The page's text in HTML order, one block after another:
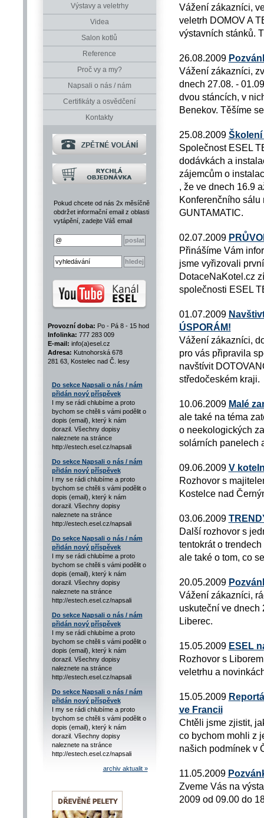
Výstavy a veletrhy
Videa
Salon kotlů
Reference
Proč vy a my?
Napsali o nás / nám
Certifikáty a osvědčení
Kontakty
Pokud chcete od nás 2x měsíčně
obdržet informační email z oblasti
vytápění, zadejte Váš email
Provozní doba: Po - Pá 8 - 15 hod
Infolinka: 777 283 009
E-mail: info(a)esel.cz
Adresa: Kutnohorská 678
281 63, Kostelec nad Č. lesy
Do sekce Napsali o nás / nám
přidán nový příspěvek
I my se rádi chlubíme a proto
bychom se chtěli s vámi podělit o
dopis (email), který k nám
dorazil. Všechny dopisy
naleznete na stránce
http://estech.esel.cz/napsali
Do sekce Napsali o nás / nám
přidán nový příspěvek
I my se rádi chlubíme a proto
bychom se chtěli s vámi podělit o
dopis (email), který k nám
dorazil. Všechny dopisy
naleznete na stránce
http://estech.esel.cz/napsali
Do sekce Napsali o nás / nám
přidán nový příspěvek
I my se rádi chlubíme a proto
bychom se chtěli s vámi podělit o
dopis (email), který k nám
dorazil. Všechny dopisy
naleznete na stránce
http://estech.esel.cz/napsali
Do sekce Napsali o nás / nám
přidán nový příspěvek
I my se rádi chlubíme a proto
bychom se chtěli s vámi podělit o
dopis (email), který k nám
dorazil. Všechny dopisy
naleznete na stránce
http://estech.esel.cz/napsali
Do sekce Napsali o nás / nám
přidán nový příspěvek
I my se rádi chlubíme a proto
bychom se chtěli s vámi podělit o
dopis (email), který k nám
dorazil. Všechny dopisy
naleznete na stránce
http://estech.esel.cz/napsali
archiv aktualit »
Vážení zákazníci,
veletrh DOMOV A
výstavních stánků.
26.08.2009
Vážení zákazníci,
dnech 27.08. -
dvou stáncích, v
Benekov. Těšíme
25.08.2009 Školení
Společnost ESEL
dodávkách a
zájemcům o
, že ve dnech 16.9
Konferenčního sálu
GUNTAMATIC.
02.07.2009
Přinášíme Vám
jsme vyřizovali
DotaceNaKotel.cz
společnosti ESEL
01.07.2009
ÚSPORÁM!
Vážení zákazníci,
pro vás připravila
navštívit
středočeském kraji.
10.06.2009 Malé
ale také na téma
o neekologických
solárních panelech
09.06.2009 V
Rozhovor s
Kostelce nad
03.06.2009
Další rozhovor s
tentokrát o
ale také o tom, co
20.05.2009
Vážení zákazníci,
uskuteční ve dnech
Liberec.
15.05.2009 ESEL
Rozhovor s
veletrhu a
15.05.2009
ve Francii
Chtěli jsme zjistit,
co bychom mohli z
našich podmínek v
11.05.2009
Zveme Vás na
2009 od 09.00 do